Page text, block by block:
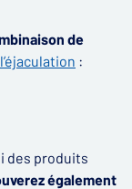
de
:
des produits
également